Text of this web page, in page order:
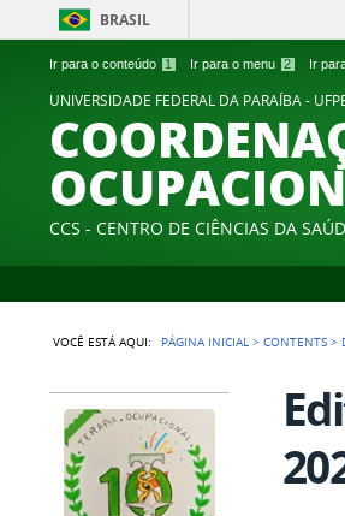
Ir para o conteúdo 1 Ir para o menu 2 Ir
BRASIL
UNIVERSIDADE FEDERAL DA PARAÍBA -
CCS - CENTRO DE CIÊNCIAS DA
VOCÊ ESTÁ AQUI: PÁGINA INICIAL >CONTENTS >